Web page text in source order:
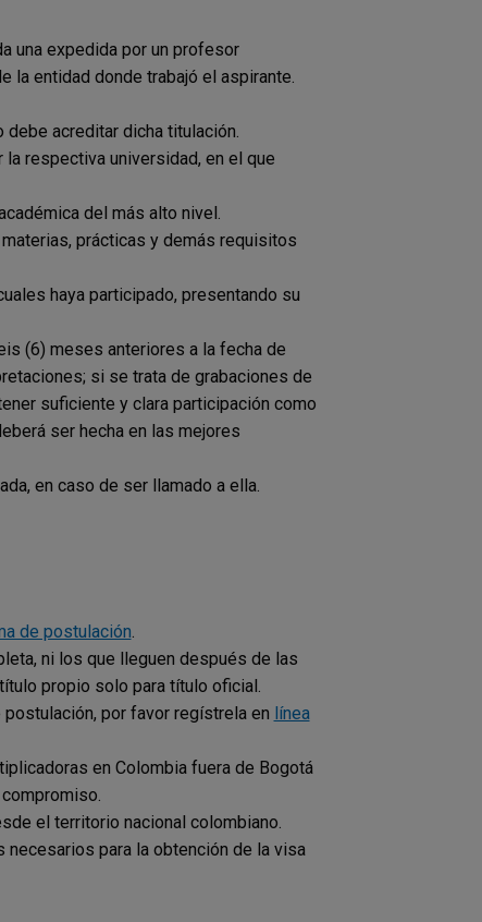
una expedida por un profesor
la entidad donde trabajó el aspirante.
acreditar dicha titulación.
respectiva universidad, en el que
del más alto nivel.
prácticas y demás requisitos
haya participado, presentando su
(6) meses anteriores a la fecha de
si se trata de grabaciones de
suficiente y clara participación como
ser hecha en las mejores
en caso de ser llamado a ella.
de postulación.
ni los que lleguen después de las
propio solo para título oficial.
por favor regístrela en línea
en Colombia fuera de Bogotá
el territorio nacional colombiano.
para la obtención de la visa